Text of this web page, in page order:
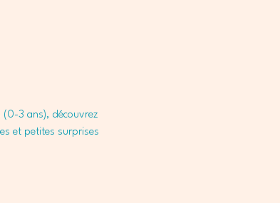
(0-3 ans), découvrez
et petites surprises